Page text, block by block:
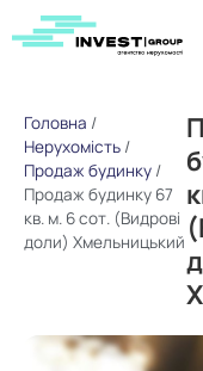
Головна /
Нерухомість /
Продаж будинку /
Продаж будинку 67
кв. м. 6 сот. (Видрові
доли) Хмельницький